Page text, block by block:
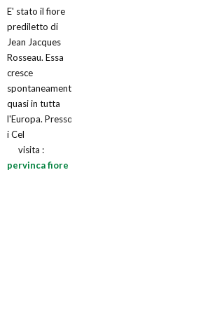
E' stato il fiore
prediletto di
Jean Jacques
Rosseau. Essa
cresce
spontaneamente
quasi in tutta
l'Europa. Presso
i Cel
visita :
pervinca fiore